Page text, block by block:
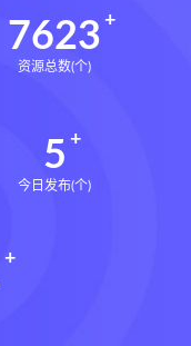
7623
资源总数(个)
5
今日发布(个)